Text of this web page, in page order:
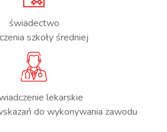
świadectwo
szkoły średniej
lekarskie
do wykonywania zawodu